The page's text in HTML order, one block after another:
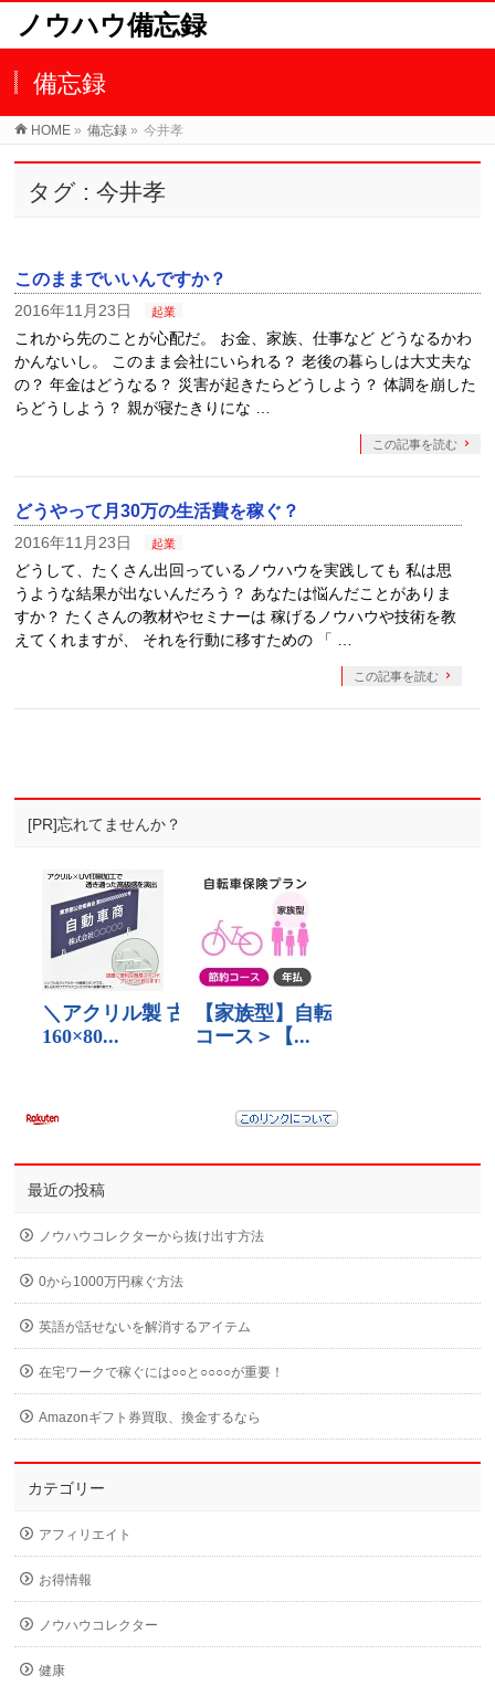
ノウハウ備忘録
備忘録
HOME » 備忘録 » 今井孝
タグ : 今井孝
このままでいいんですか？
2016年11月23日 起業
これから先のことが心配だ。 お金、家族、仕事など どうなるかわ
かんないし。 このまま会社にいられる？ 老後の暮らしは大丈夫な
の？ 年金はどうなる？ 災害が起きたらどうしよう？ 体調を崩した
らどうしよう？ 親が寝たきりにな …
この記事を読む
どうやって月30万の生活費を稼ぐ？
2016年11月23日 起業
どうして、たくさん出回っているノウハウを実践しても 私は思
うような結果が出ないんだろう？ あなたは悩んだことがありま
すか？ たくさんの教材やセミナーは 稼げるノウハウや技術を教
えてくれますが、 それを行動に移すための 「 …
この記事を読む
[PR]忘れてませんか？
最近の投稿
ノウハウコレクターから抜け出す方法
0から1000万円稼ぐ方法
英語が話せないを解消するアイテム
在宅ワークで稼ぐには○○と○○○○が重要！
Amazonギフト券買取、換金するなら
カテゴリー
アフィリエイト
お得情報
ノウハウコレクター
健康